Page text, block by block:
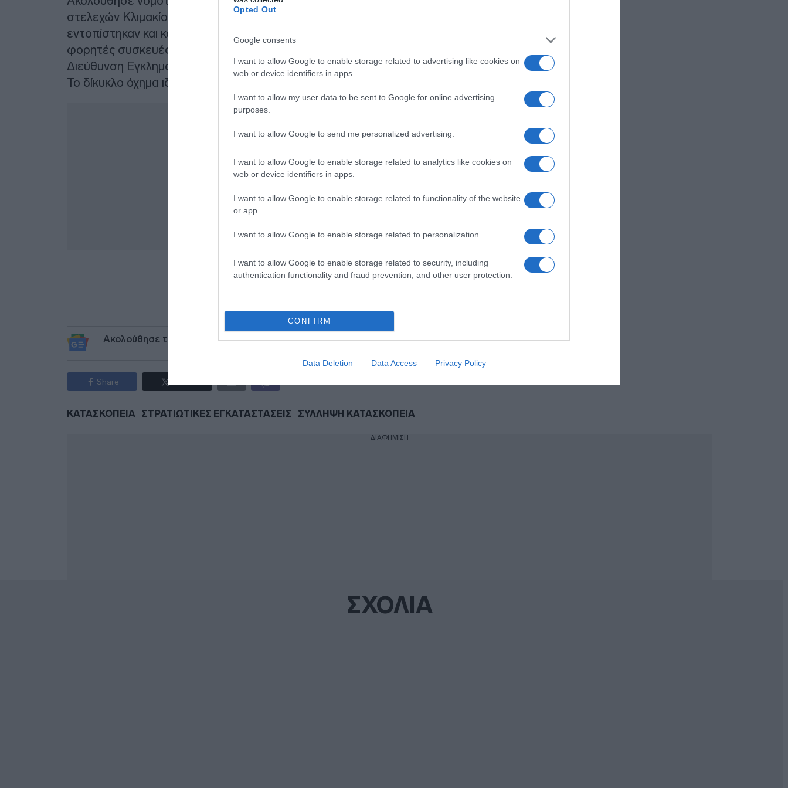
Opted Out
Google consents
I want to allow Google to enable storage related to advertising like cookies on
web or device identifiers in apps.
I want to allow my user data to be sent to Google for online advertising
purposes.
I want to allow Google to send me personalized advertising.
I want to allow Google to enable storage related to analytics like cookies on
web or device identifiers in apps.
I want to allow Google to enable storage related to functionality of the website
or app.
I want to allow Google to enable storage related to personalization.
I want to allow Google to enable storage related to security, including
authentication functionality and fraud prevention, and other user protection.
CONFIRM
Data Deletion Data Access Privacy Policy
στελεχών Κλιμακίου Ειδικών Αποστολών Λιμεναρχείου Κω, όπου
εντοπίστηκαν και κατασχέθηκαν διάφορες ηλεκτρονικές συσκευές (Η/Υ και
φορητές συσκευές αποθήκευσης), οι οποίες πρόκειται να αποσταλούν στην
Διεύθυνση Εγκληματολογικών Ερευνών (ΔΕΕ) προς περαιτέρω διερεύνηση.
Το δίκυκλο όχημα ιδιοκτησίας του ανωτέρω κατασχέθηκε.
Προσθήκη ως προτεινόμενη
Ακολούθησε το debater.gr στοGoogle Newsκαι μάθετε πρώτοι όλες τις ειδήσεις
Share
ΚΑΤΑΣΚΟΠΕΙΑ ΣΤΡΑΤΙΩΤΙΚΕΣ ΕΓΚΑΤΑΣΤΑΣΕΙΣ ΣΥΛΛΗΨΗ ΚΑΤΑΣΚΟΠΕΙΑ
ΔΙΑΦΗΜΙΣΗ
ΣΧΟΛΙΑ